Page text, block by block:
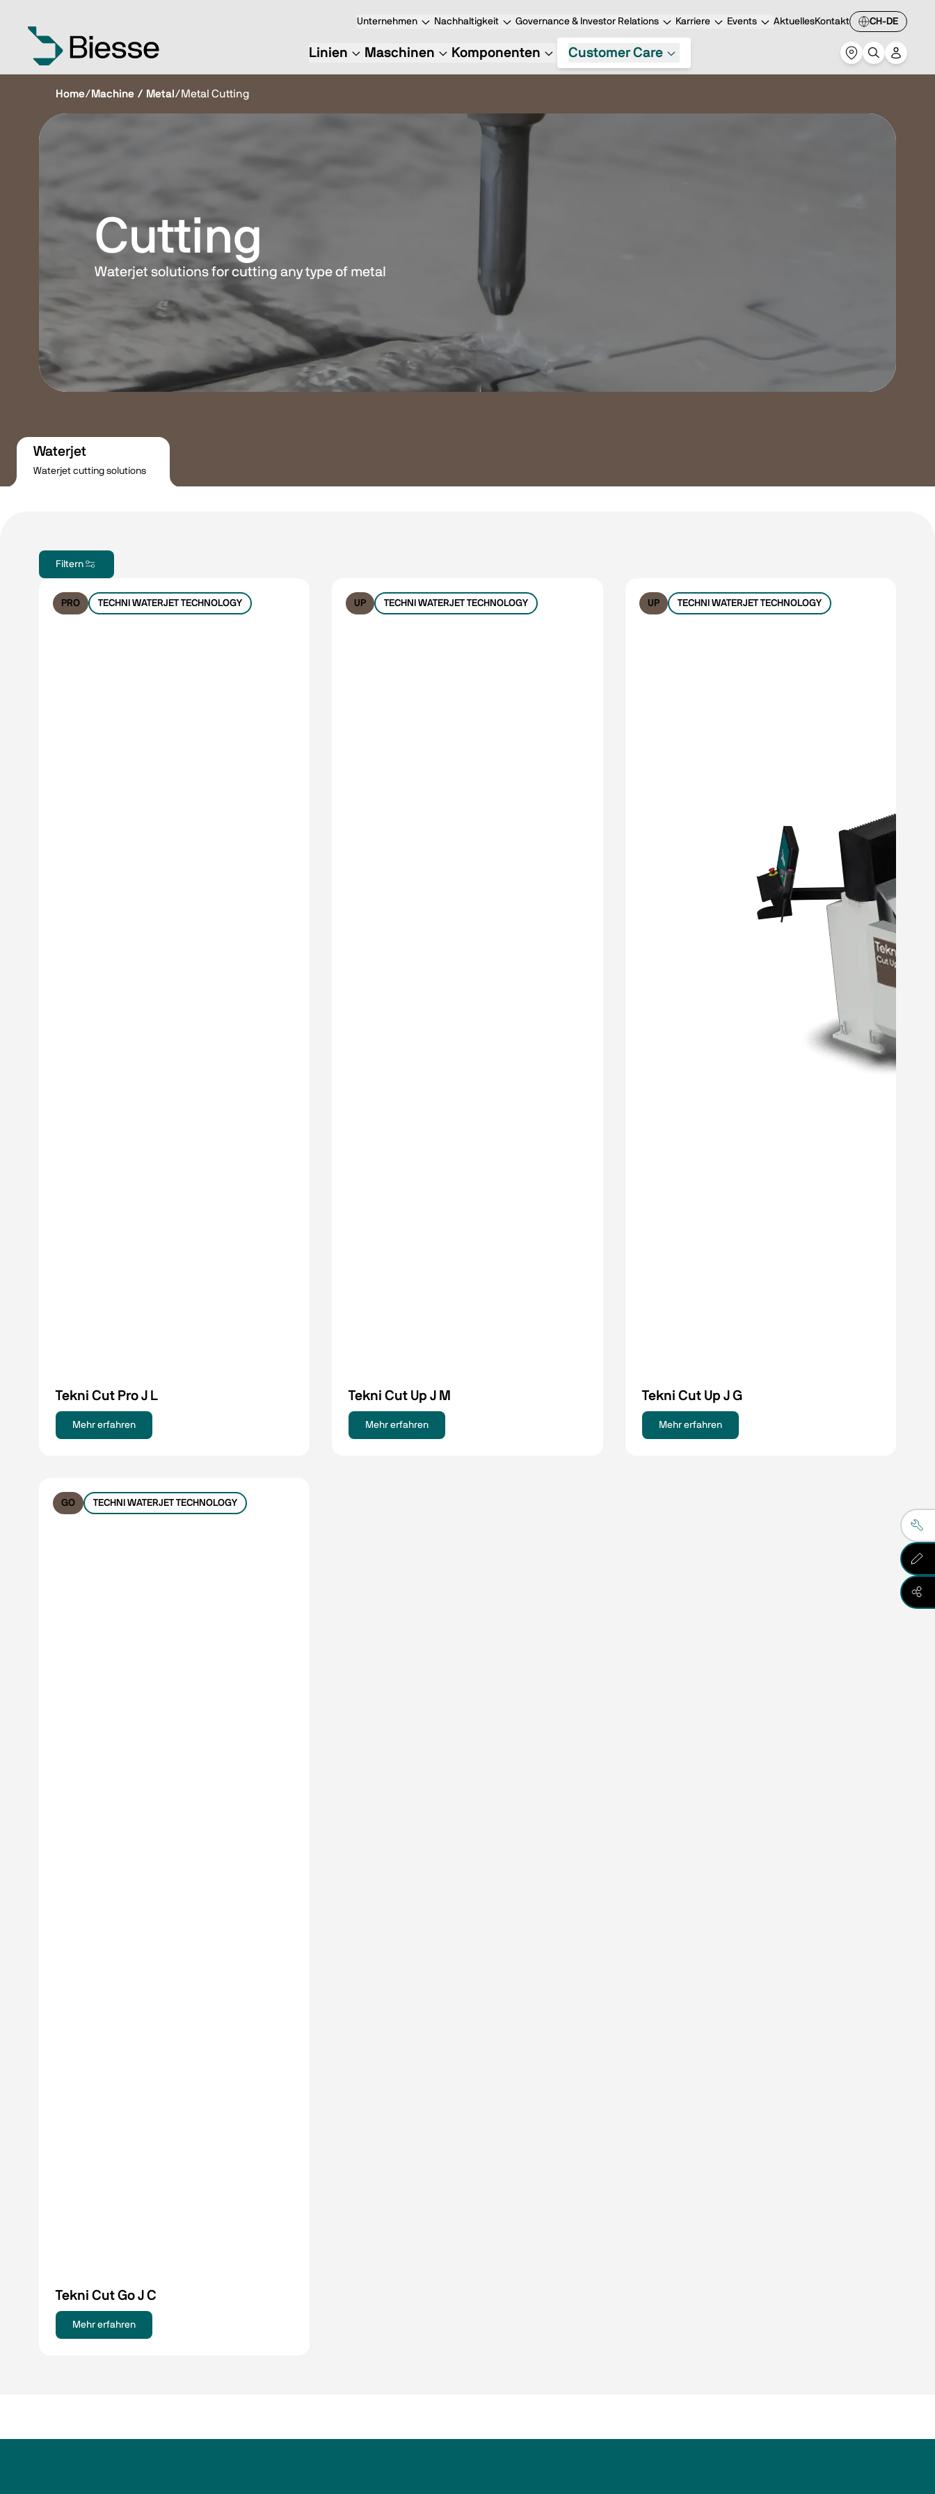
Unternehmen Nachhaltigkeit Governance & Investor Relations Karriere Events AktuellesKontakt CH-DE
Linien Maschinen Komponenten Customer Care
Home/ Machine / Metal /Metal Cutting
Cutting
Waterjet solutions for cutting any type of metal
Waterjet
Waterjet cutting solutions
Filtern
No filters available
Filter zurücksetzen
PRO TECHNI WATERJET TECHNOLOGY
Tekni Cut Pro J L
Mehr erfahren
UP TECHNI WATERJET TECHNOLOGY
Tekni Cut Up J M
Mehr erfahren
UP TECHNI WATERJET TECHNOLOGY
Tekni Cut Up J G
Mehr erfahren
GO TECHNI WATERJET TECHNOLOGY
Tekni Cut Go J C
Mehr erfahren